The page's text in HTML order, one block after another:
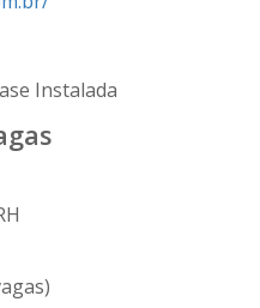
Instalada